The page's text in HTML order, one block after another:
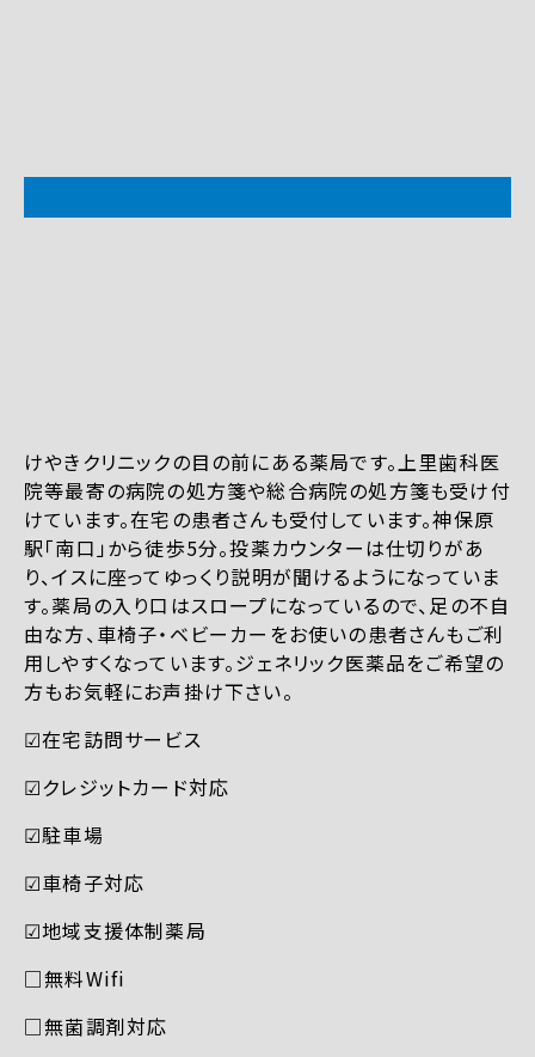
けやきクリニックの目の前にある薬局です。上里歯科医
院等最寄の病院の処方箋や総合病院の処方箋も受け付
けています。在宅の患者さんも受付しています。神保原
駅「南口」から徒歩5分。投薬カウンターは仕切りがあ
り、イスに座ってゆっくり説明が聞けるようになっていま
す。薬局の入り口はスロープになっているので、足の不自
由な方、車椅子・ベビーカーをお使いの患者さんもご利
用しやすくなっています。ジェネリック医薬品をご希望の
方もお気軽にお声掛け下さい。
☑︎在宅訪問サービス
☑︎クレジットカード対応
☑︎駐車場
☑︎車椅子対応
☑︎地域支援体制薬局
□無料Wifi
□無菌調剤対応